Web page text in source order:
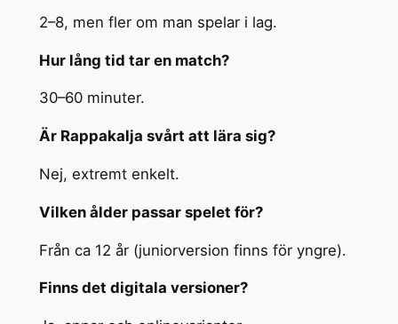
2–8, men fler om man spelar i lag.
Hur lång tid tar en match?
30–60 minuter.
Är Rappakalja svårt att lära sig?
Nej, extremt enkelt.
Vilken ålder passar spelet för?
Från ca 12 år (juniorversion finns för yngre).
Finns det digitala versioner?